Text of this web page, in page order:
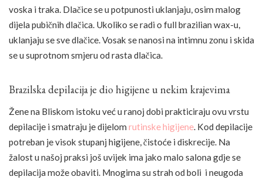
voska i traka. Dlačice se u potpunosti uklanjaju, osim malog
dijela pubičnih dlačica. Ukoliko se radi o full brazilian wax-u,
uklanjaju se sve dlačice. Vosak se nanosi na intimnu zonu i skida
se u suprotnom smjeru od rasta dlačica.
Brazilska depilacija je dio higijene u nekim krajevima
Žene na Bliskom istoku već u ranoj dobi prakticiraju ovu vrstu
depilacije i smatraju je dijelom rutinske higijene. Kod depilacije
potreban je visok stupanj higijene, čistoće i diskrecije. Na
žalost u našoj praksi još uvijek ima jako malo salona gdje se
depilacija može obaviti. Mnogima su strah od boli i neugoda